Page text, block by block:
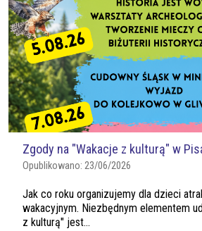
Zgody na "Wakacje z kulturą" w
Opublikowano: 23/06/2026
Jak co roku organizujemy dla dzieci
wakacyjnym. Niezbędnym elementem
z kulturą" jest...